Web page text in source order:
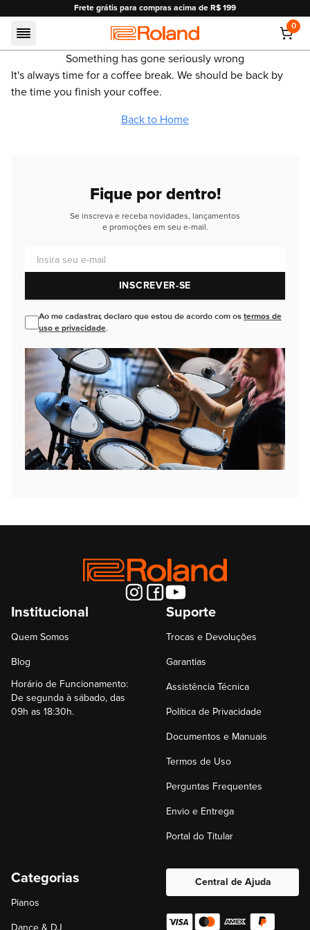
Frete grátis para compras acima de R$ 199
Roland
0
Something has gone seriously wrong
It's always time for a coffee break. We should be back by
the time you finish your coffee.
Back to Home
Fique por dentro!
Se inscreva e receba novidades, lançamentos
e promoções em seu e-mail.
INSCREVER-SE
Ao me cadastrar, declaro que estou de acordo com os termos de
uso e privacidade.
Institucional
Quem Somos
Blog
Horário de Funcionamento:
De segunda à sábado, das
09h as 18:30h.
Suporte
Trocas e Devoluções
Garantias
Assistência Técnica
Política de Privacidade
Documentos e Manuais
Termos de Uso
Perguntas Frequentes
Envio e Entrega
Portal do Titular
Categorias
Pianos
Central de Ajuda